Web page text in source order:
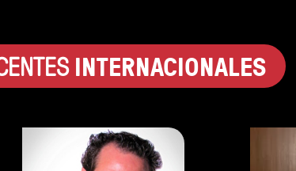
INTERNACIONALES